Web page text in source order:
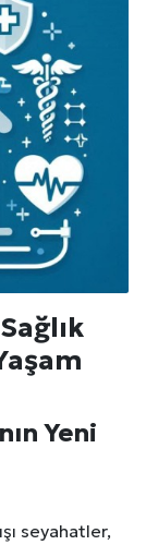
Yeni
seyahatler,